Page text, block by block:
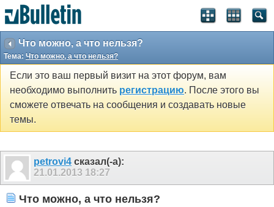
Что можно, а что нельзя?
Тема: Что можно, а что нельзя?
Если это ваш первый визит на этот форум, вам
необходимо выполнить регистрацию. После этого вы
сможете отвечать на сообщения и создавать новые
темы.
petrovi4 сказал(-а):
21.01.2013 18:27
Что можно, а что нельзя?